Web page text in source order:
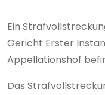
Ein
Gericht Erster
Appellationshof
Das